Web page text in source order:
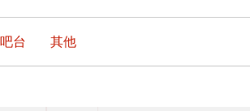
台 其他